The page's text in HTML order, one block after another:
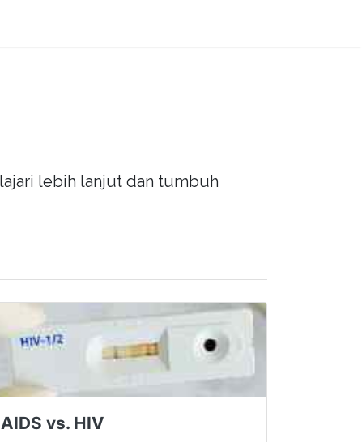
lebih lanjut dan tumbuh
AIDS vs. HIV